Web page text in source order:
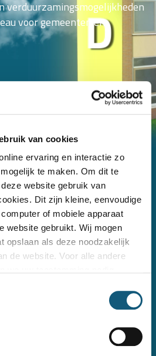
van cookies
ervaring en interactie zo
te maken. Om dit te
website gebruik van
Dit zijn kleine, eenvoudige
of mobiele apparaat
website gebruikt. Wij mogen
opslaan als deze noodzakelijk
de website. Voor alle andere
verduurzamingsmogelijkheden
voor gemeenten en